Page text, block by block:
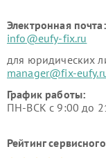
Электронная почта:
info@eufy-fix.ru
для юридических
manager@fix-
График работы:
ПН-ВСК с 9:00 до
Рейтинг